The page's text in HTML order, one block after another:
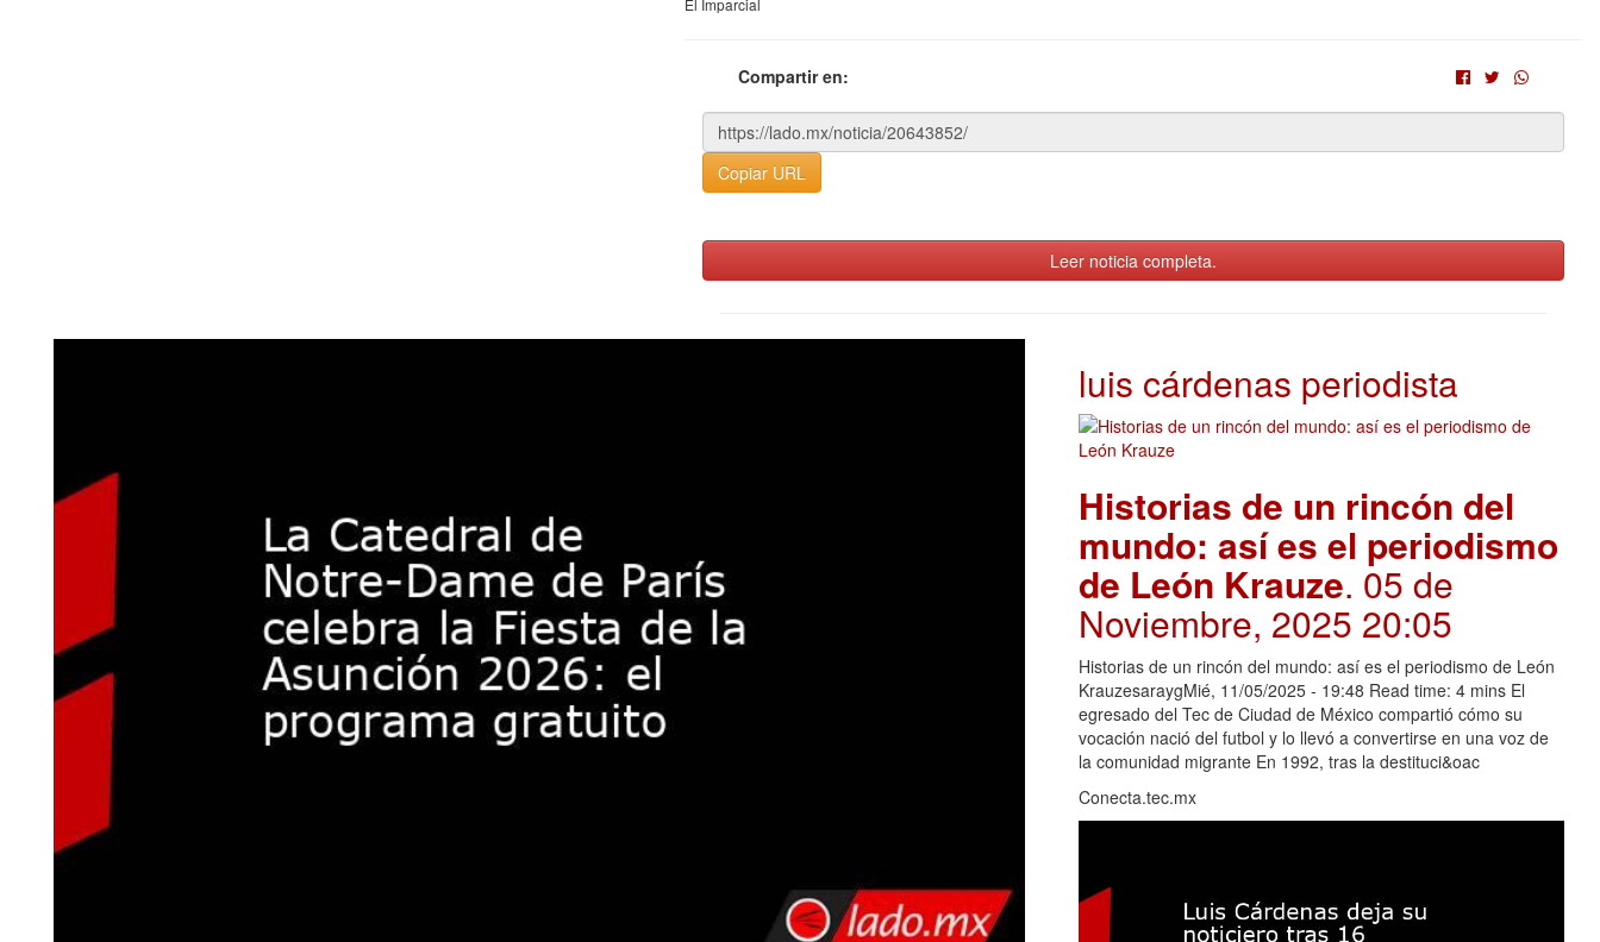
El Imparcial
Compartir en:
Copiar URL
Leer noticia completa.
luis cárdenas periodista
Historias de un rincón del
mundo: así es el periodismo
de León Krauze. 05 de
Noviembre, 2025 20:05
Historias de un rincón del mundo: así es el periodismo de León
KrauzesaraygMié, 11/05/2025 - 19:48 Read time: 4 mins El
egresado del Tec de Ciudad de México compartió cómo su
vocación nació del futbol y lo llevó a convertirse en una voz de
la comunidad migrante En 1992, tras la destituci&oac
Conecta.tec.mx